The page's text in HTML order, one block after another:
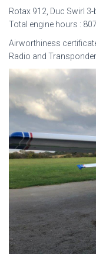
Rotax 912, Duc Swirl 3-
Total engine hours :
Airworthiness
Radio and